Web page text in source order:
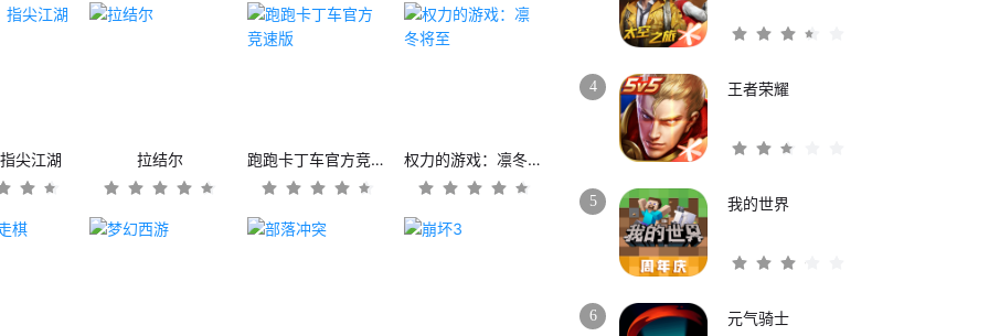
尖江湖 拉结尔 跑跑卡丁车官方竞速版 权力的游戏：凛冬将至
4 王者荣耀
5 我的世界
6 元气骑士